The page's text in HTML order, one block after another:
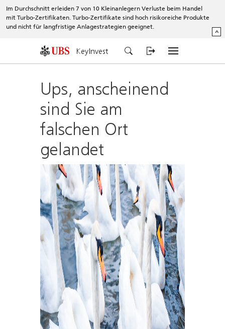
Im Durchschnitt erleiden 7 von 10 Kleinanlegern Verluste beim Handel
mit Turbo-Zertifikaten. Turbo-Zertifikate sind hoch risikoreiche Produkte
und nicht für langfristige Anlagestrategien geeignet.
^
KeyInvest
Ups, anscheinend
sind Sie am
falschen Ort
gelandet